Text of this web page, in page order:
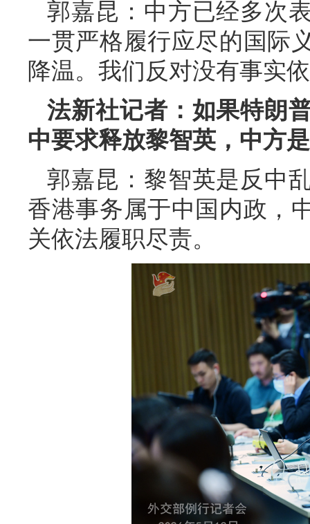
郭嘉昆：中方已经多次
一贯严格履行应尽的国际
降温。我们反对没有事实
法新社记者：如果特朗
中要求释放黎智英，中方
郭嘉昆：黎智英是反中
香港事务属于中国内政，
关依法履职尽责。